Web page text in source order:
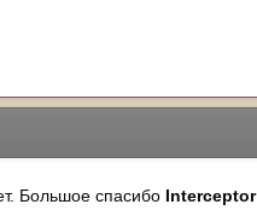
Большое спасибо Interceptor